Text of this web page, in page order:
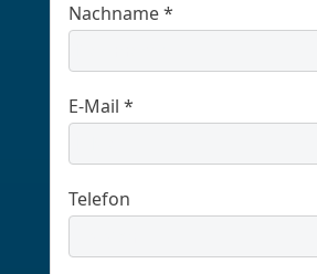
Nachname *
E-Mail *
Telefon